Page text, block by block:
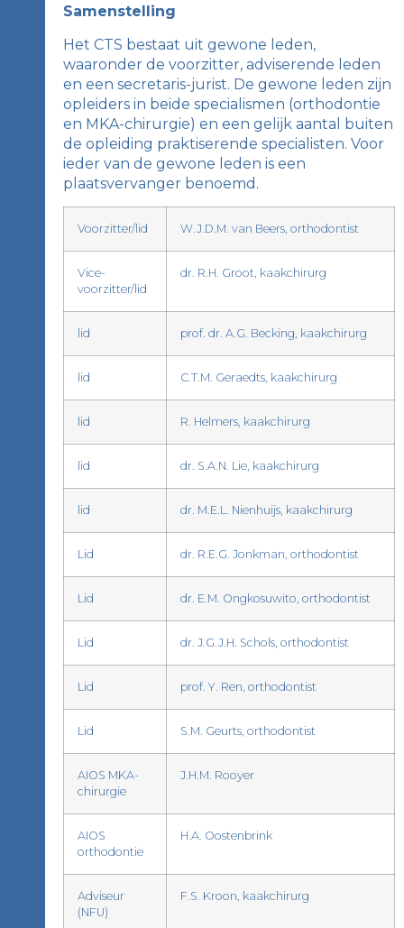
Samenstelling
Het CTS bestaat uit gewone leden,
waaronder de voorzitter, adviserende leden
en een secretaris-jurist. De gewone leden zijn
opleiders in beide specialismen (orthodontie
en MKA-chirurgie) en een gelijk aantal buiten
de opleiding praktiserende specialisten. Voor
ieder van de gewone leden is een
plaatsvervanger benoemd.
Voorzitter/lid W.J.D.M. van Beers, orthodontist
Vice-
voorzitter/lid
dr. R.H. Groot, kaakchirurg
lid prof. dr. A.G. Becking, kaakchirurg
lid C.T.M. Geraedts, kaakchirurg
lid R. Helmers, kaakchirurg
lid dr. S.A.N. Lie, kaakchirurg
lid dr. M.E.L. Nienhuijs, kaakchirurg
Lid dr. R.E.G. Jonkman, orthodontist
Lid dr. E.M. Ongkosuwito, orthodontist
Lid dr. J.G.J.H. Schols, orthodontist
Lid prof. Y. Ren, orthodontist
Lid S.M. Geurts, orthodontist
AIOS MKA-
chirurgie
J.H.M. Rooyer
AIOS
orthodontie
H.A. Oostenbrink
Adviseur
(NFU)
F.S. Kroon, kaakchirurg